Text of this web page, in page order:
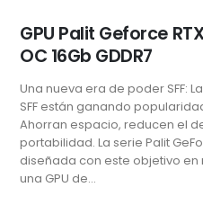
GPU Palit Geforce
OC 16Gb GDDR7
Una nueva era de poder SFF:
SFF están ganando
Ahorran espacio, reducen el
portabilidad. La serie Palit
diseñada con este objetivo
una GPU de...